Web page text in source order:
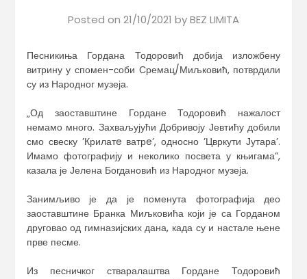
Posted on 21/10/2021 byBEZ LIMITA
Песникиња Гордана Тодоровић добија изложбену
витрину у спомен-соби Сремац/Миљковић, потврдили
су из Народног музеја.
„Од заоставштине Гордане Тодоровић нажалост
немамо много. Захваљујући Добривоју Јевтићу добили
смо свеску ’Крилатe ватрe’, односно ’Цвркути Јутара’.
Имамо фотографију и неколико посвета у књигама”,
казала је Јелена Богдановић из Народног музеја.
Занимљиво је да је поменута фотографија део
заоставштине Бранка Миљковића који је са Горданом
друговао од гимназијских дана, када су и настале њене
прве песме.
Из песничког стваралаштва Гордане Тодоровић